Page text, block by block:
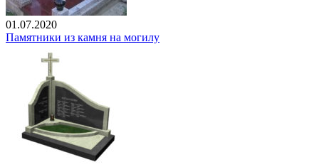
01.07.2020
Памятники из камня на могилу